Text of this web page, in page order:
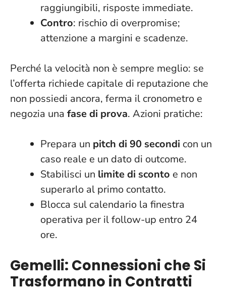
raggiungibili, risposte immediate.
Contro: rischio di overpromise;
attenzione a margini e scadenze.
Perché la velocità non è sempre meglio: se
l’offerta richiede capitale di reputazione che
non possiedi ancora, ferma il cronometro e
negozia una fase di prova. Azioni pratiche:
Prepara un pitch di 90 secondi con un
caso reale e un dato di outcome.
Stabilisci un limite di sconto e non
superarlo al primo contatto.
Blocca sul calendario la finestra
operativa per il follow-up entro 24
ore.
Gemelli: Connessioni che Si
Trasformano in Contratti